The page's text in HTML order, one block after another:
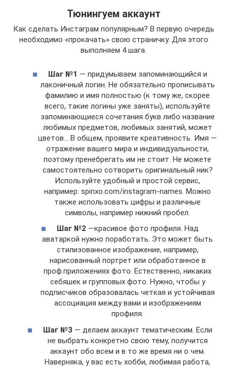
Тюнингуем аккаунт
Как сделать Инстаграм популярным? В первую очередь
необходимо «прокачать» свою страничку. Для этого
выполняем 4 шага.
Шаг №1 — придумываем запоминающийся и
лаконичный логин. Не обязательно прописывать
фамилию и имя полностью (к тому же, скорее
всего, такие логины уже заняты), используйте
запоминающиеся сочетания букв либо название
любимых предметов, любимых занятий, может
цветов… В общем, проявите креативность. Имя —
отражение вашего мира и индивидуальности,
поэтому пренебрегать им не стоит. Не можете
самостоятельно сотворить оригинальный ник?
Используйте удобный и простой сервис,
например: spinxo.com/instagram-names. Можно
также использовать цифры и различные
символы, например нижний пробел.
Шаг №2 —красивое фото профиля. Над
аватаркой нужно поработать. Это может быть
стилизованное изображение, например,
нарисованный портрет или обработанное в
проф.приложениях фото. Естественно, никаких
себяшек и групповых фото. Нужно, чтобы у
подписчиков образовалась четкая и устойчивая
ассоциация между вами и изображениям
профиля.
Шаг №3 — делаем аккаунт тематическим. Если
не выбрать конкретно свою тему, получится
аккаунт обо всем и в то же время ни о чем.
Наверняка, у вас есть хобби, любимая работа,